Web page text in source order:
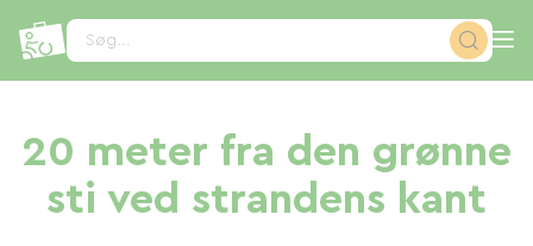
Søg...
20 meter fra den grønne
sti ved strandens kant
CCookie-styringspanel